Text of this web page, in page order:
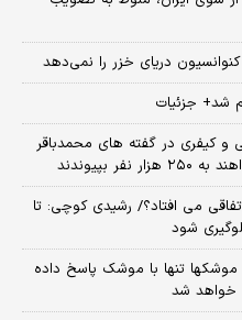
دریای خزر را نمی‌دهد
شد+ جزئیات
جدی امنیتی و کیفری در گفته های محمدباقر
می افتاد؟/ رشیدی کوچی: تا
شود
تنها با موشک پاسخ داده
خواهد شد